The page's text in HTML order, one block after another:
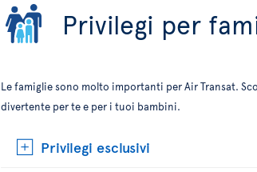
Privilegi per
Le famiglie sono molto importanti per Air Transat.
divertente per te e per i tuoi bambini.
Privilegi esclusivi